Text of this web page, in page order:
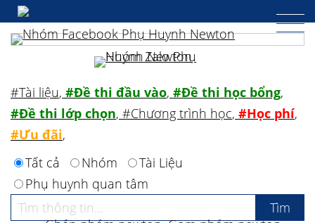
#Tài liệu, #Đề thi đầu vào, #Đề thi học bổng,
#Đề thi lớp chọn, #Chương trình học, #Học phí,
#Ưu đãi,
Tất cả
Nhóm
Tài Liệu
Phụ huynh quan tâm